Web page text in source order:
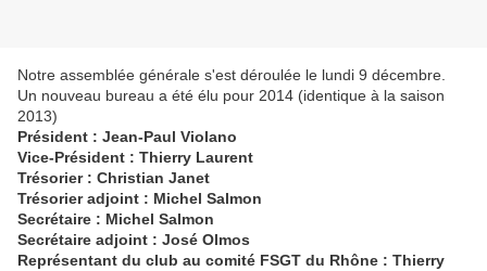
Notre assemblée générale s'est déroulée le lundi 9 décembre.
Un nouveau bureau a été élu pour 2014 (identique à la saison
2013)
Président : Jean-Paul Violano
Vice-Président : Thierry Laurent
Trésorier : Christian Janet
Trésorier adjoint : Michel Salmon
Secrétaire : Michel Salmon
Secrétaire adjoint : José Olmos
Représentant du club au comité FSGT du Rhône : Thierry